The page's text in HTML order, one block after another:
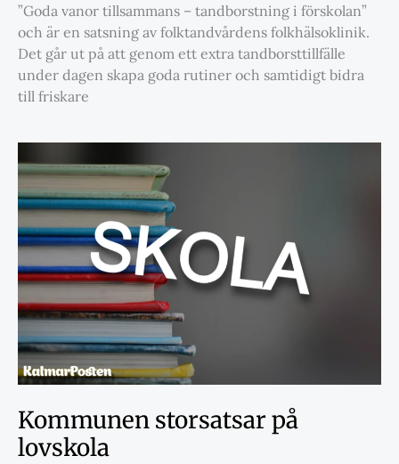
”Goda vanor tillsammans – tandborstning i förskolan”
och är en satsning av folktandvårdens folkhälsoklinik.
Det går ut på att genom ett extra tandborsttillfälle
under dagen skapa goda rutiner och samtidigt bidra
till friskare
Kommunen storsatsar på
lovskola